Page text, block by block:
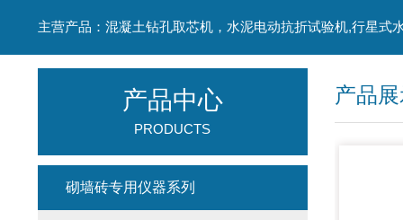
产品
产品中心
PRODUCTS
砌墙砖专用仪器系列